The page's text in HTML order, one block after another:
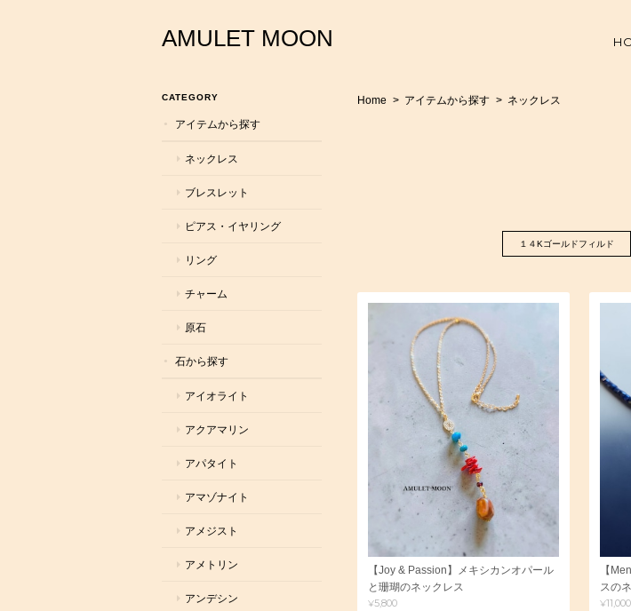
AMULET MOON
Home アイテムから探す ネックレス
１４Kゴールドフィルド
【Joy & Passion】メキシカンオパール
と珊瑚のネックレス
¥5,800
【
スの
¥11,000
CATEGORY
アイテムから探す
ネックレス
ブレスレット
ピアス・イヤリング
リング
チャーム
原石
石から探す
アイオライト
アクアマリン
アパタイト
アマゾナイト
アメジスト
アメトリン
アンデシン